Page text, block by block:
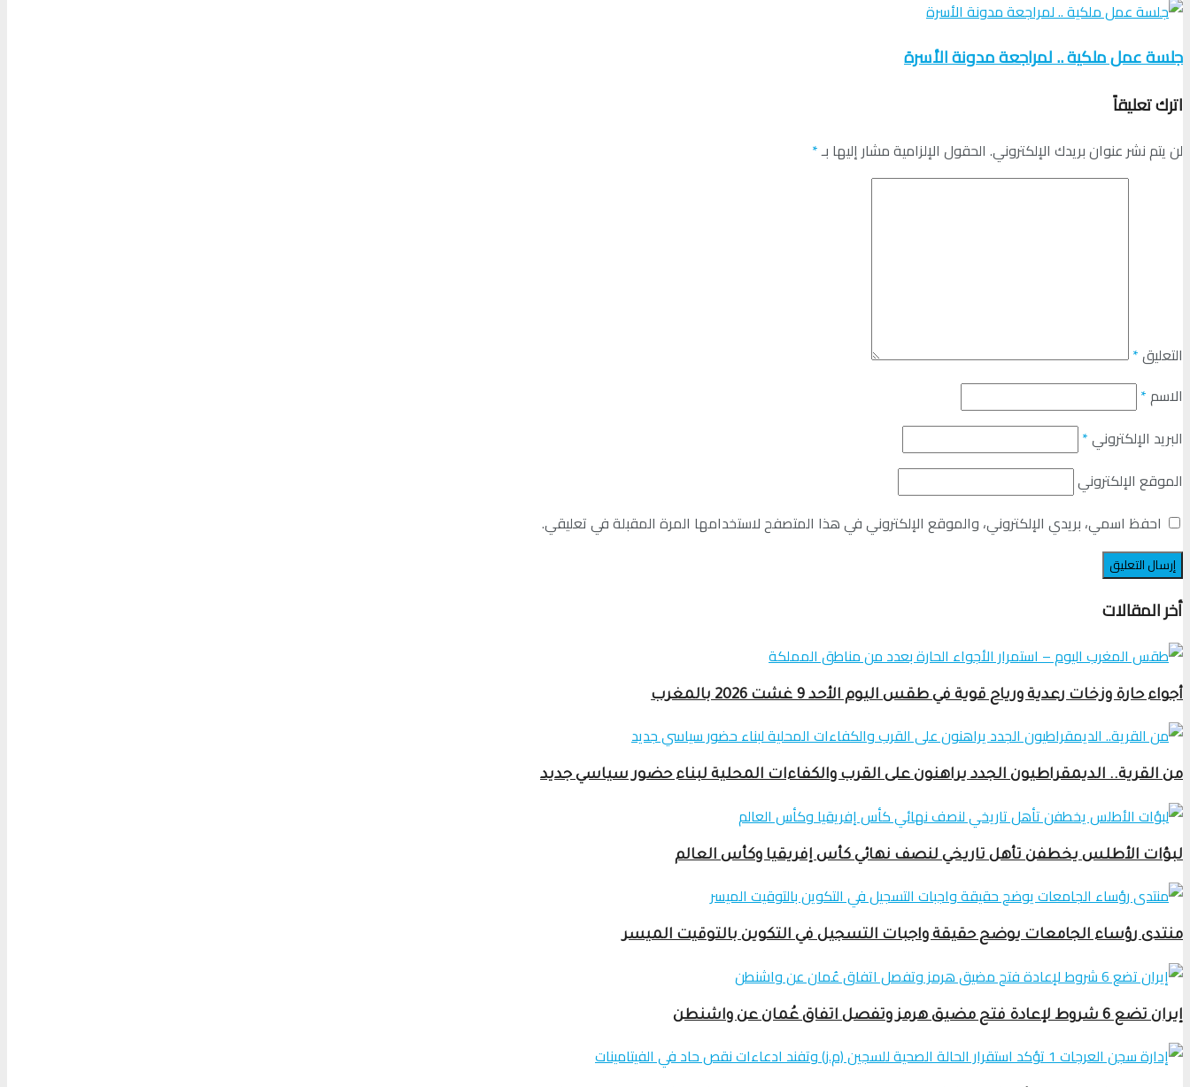
جلسة عمل ملكية .. لمراجعة مدونة الأسرة
اترك تعليقاً
لن يتم نشر عنوان بريدك الإلكتروني. الحقول الإلزامية مشار إليها بـ*
التعليق*
الاسم*
البريد الإلكتروني*
الموقع الإلكتروني
احفظ اسمي، بريدي الإلكتروني، والموقع الإلكتروني في هذا المتصفح لاستخدامها المرة المقبلة في تعليقي.
أخر المقالات
أجواء حارة وزخات رعدية ورياح قوية في طقس اليوم الأحد 9 غشت 2026 بالمغرب
من القرية.. الديمقراطيون الجدد يراهنون على القرب والكفاءات المحلية لبناء حضور سياسي جديد
لبؤات الأطلس يخطفن تأهل تاريخي لنصف نهائي كأس إفريقيا وكأس العالم
منتدى رؤساء الجامعات يوضح حقيقة واجبات التسجيل في التكوين بالتوقيت الميسر
إيران تضع 6 شروط لإعادة فتح مضيق هرمز وتفصل اتفاق عُمان عن واشنطن